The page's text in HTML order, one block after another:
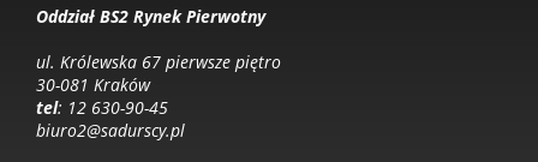
Oddział BS2 Rynek Pierwotny
ul. Królewska 67 pierwsze piętro
30-081 Kraków
tel: 12 630-90-45
biuro2@sadurscy.pl